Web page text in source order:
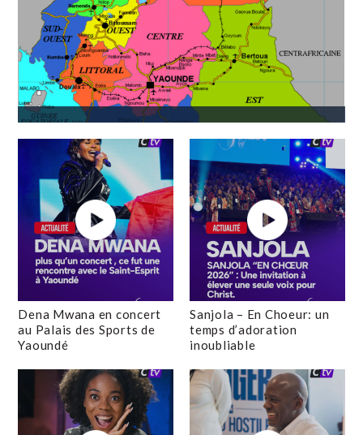
Dena Mwana en concert
au Palais des Sports de
Yaoundé
Sanjola – En Choeur: un
temps d’adoration
inoubliable